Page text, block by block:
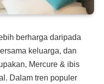
berharga daripada
keluarga, dan
Mercure & ibis
Dalam tren populer